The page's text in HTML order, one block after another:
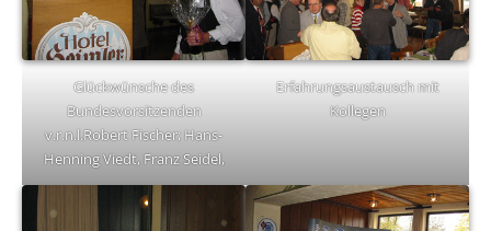
Glückwünsche des
Bundesvorsitzenden
v.r.n.l.Robert Fischer; Hans-
Henning Viedt, Franz Seidel,
Erfahrungsaustausch mit
Kollegen